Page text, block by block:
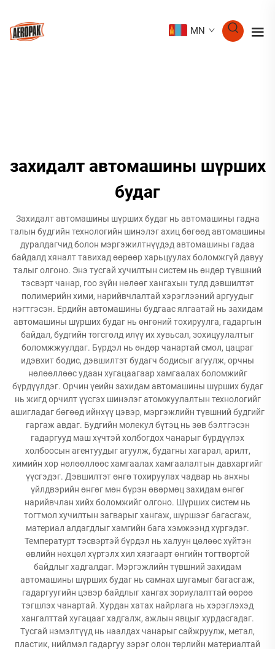
MN
захидалт автомашины шүрших
будаг
Захидалт автомашины шүрших будаг нь автомашины гадна
талын будгийн технологийн шинэлэг ахиц бөгөөд автомашины
дуралдагчид болон мэргэжилтнүүдэд автомашины гадаа
байдалд хяналт тавихад өөрөөр харьцуулах боломжгүй давуу
талыг олгоно. Энэ тусгай хучилтын систем нь өндөр түвшний
тэсвэрт чанар, гоо зүйн нөлөөг хангахын тулд дэвшилтэт
полимерийн хими, нарийвчлалтай хэрэглээний аргуудыг
нэгтгэсэн. Ердийн автомашины будгаас ялгаатай нь захидам
автомашины шүрших будаг нь өнгөний тохируулга, гадаргын
байдал, будгийн төгсгөлд илүү их хувьсал, зохицуулалтыг
боломжжуулдаг. Бүрдэл нь өндөр чанартай смол, цацраг
идэвхит бодис, дэвшилтэт будагч бодисыг агуулж, орчны
нөлөөллөөс удаан хугацаагаар хамгаалах боломжийг
бүрдүүлдэг. Орчин үеийн захидам автомашины шүрших будаг
нь жигд орчилт үүсгэх шинэлэг атомжуулалтын технологийг
ашигладаг бөгөөд ийнхүү цэвэр, мэргэжлийн түвшний будгийг
гаргаж авдаг. Будгийн молекул бүтэц нь зөв бэлтгэсэн
гадаргууд маш хүчтэй холбогдох чанарыг бүрдүүлэх
холбоосын агентуудыг агуулж, будагны хагарал, арилт,
химийн хор нөлөөллөөс хамгаалах хамгаалалтын давхаргийг
үүсгэдэг. Дэвшилтэт өнгө тохируулах чадвар нь анхны
үйлдвэрийн өнгөг мөн бүрэн өвөрмөц захидам өнгөг
нарийвчлан хийх боломжийг олгоно. Шүрших систем нь
тогтмол хучилтын загварыг хангаж, шүршээг багасгаж,
материал алдагдлыг хамгийн бага хэмжээнд хүргэдэг.
Температурт тэсвэртэй бүрдэл нь халуун цөлөөс хүйтэн
өвлийн нөхцөл хүртэлх хил хязгаарт өнгийн тогтвортой
байдлыг хадгалдаг. Мэргэжлийн түвшний захидам
автомашины шүрших будаг нь самнах шугамыг багасгаж,
гадаргуугийн цэвэр байдлыг хангах зориулалттай өөрөө
тэгшлэх чанартай. Хурдан хатах найрлага нь хэрэглэхэд
хангалттай хугацааг хадгалж, ажлын явцыг хурдасгадаг.
Тусгай нэмэлтүүд нь наалдах чанарыг сайжруулж, метал,
пластик, нийлмэл гадаргуу зэрэг олон төрлийн материалтай